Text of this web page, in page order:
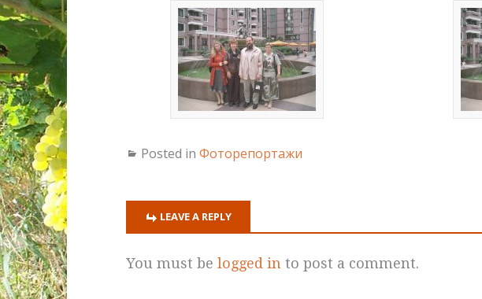
Posted in Фоторепортажи
LEAVE A REPLY
You must be logged in to post a comment.